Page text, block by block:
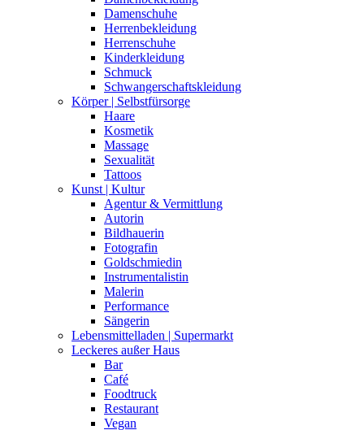
Damenschuhe
Herrenbekleidung
Herrenschuhe
Kinderkleidung
Schmuck
Schwangerschaftskleidung
Körper | Selbstfürsorge
Haare
Kosmetik
Massage
Sexualität
Tattoos
Kunst | Kultur
Agentur & Vermittlung
Autorin
Bildhauerin
Fotografin
Goldschmiedin
Instrumentalistin
Malerin
Performance
Sängerin
Lebensmittelladen | Supermarkt
Leckeres außer Haus
Bar
Café
Foodtruck
Restaurant
Vegan